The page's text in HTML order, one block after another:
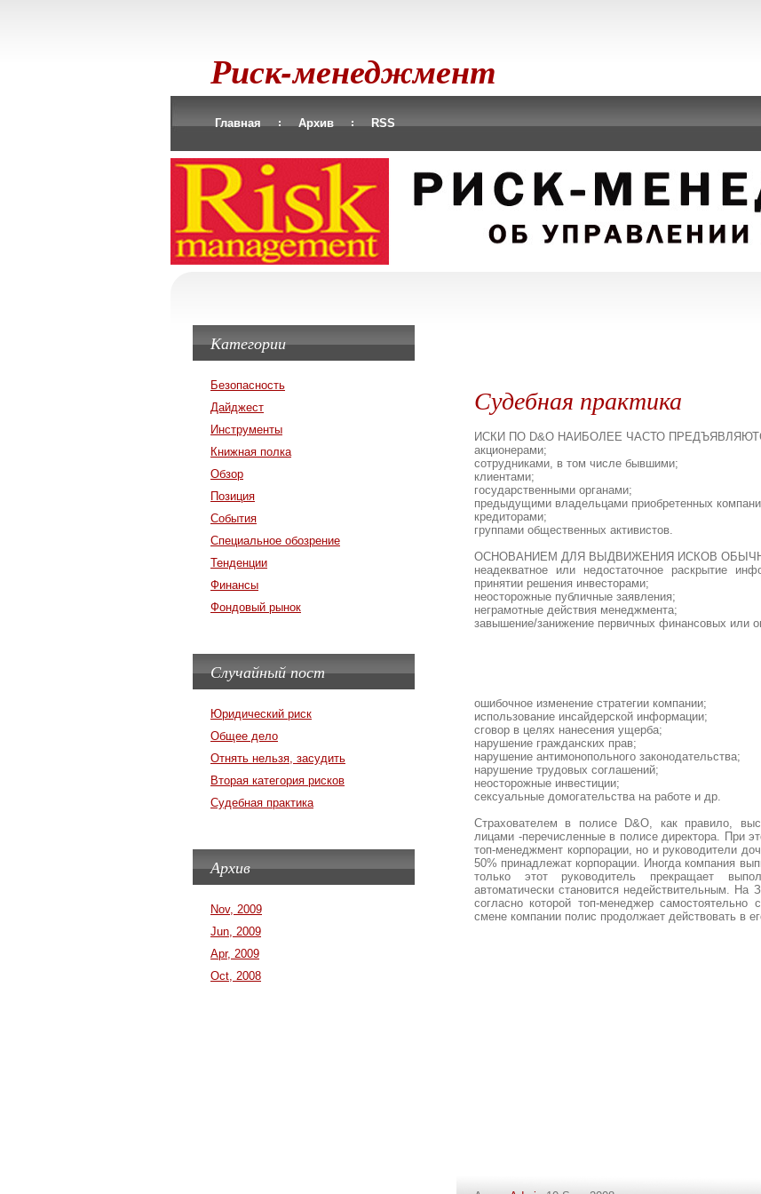
Риск-менеджмент
Главная Архив RSS
Судебная практика
ИСКИ ПО D&O НАИБОЛЕЕ ЧАСТО
акционерами;
сотрудниками, в том числе бывшими;
клиентами;
государственными органами;
предыдущими владельцами приобретенных
кредиторами;
группами общественных активистов.
ОСНОВАНИЕМ ДЛЯ ВЫДВИЖЕНИЯ ИСКОВ
неадекватное или недостаточное раскрытие
принятии решения инвесторами;
неосторожные публичные заявления;
неграмотные действия менеджмента;
завышение/занижение первичных финансовых или
ошибочное изменение стратегии компании;
использование инсайдерской информации;
сговор в целях нанесения ущерба;
нарушение гражданских прав;
нарушение антимонопольного законодательства;
нарушение трудовых соглашений;
неосторожные инвестиции;
сексуальные домогательства на работе и др.
Страхователем в полисе D&O, как правило,
лицами -перечисленные в полисе директора. При
топ-менеджмент корпорации, но и руководители
50% принадлежат корпорации. Иногда компания
только этот руководитель прекращает
автоматически становится недействительным. На
согласно которой топ-менеджер самостоятельно
смене компании полис продолжает действовать в
Категории
Безопасность
Дайджест
Инструменты
Книжная полка
Обзор
Позиция
События
Специальное обозрение
Тенденции
Финансы
Фондовый рынок
Случайный пост
Юридический риск
Общее дело
Отнять нельзя, засудить
Вторая категория рисков
Судебная практика
Архив
Nov, 2009
Jun, 2009
Apr, 2009
Oct, 2008